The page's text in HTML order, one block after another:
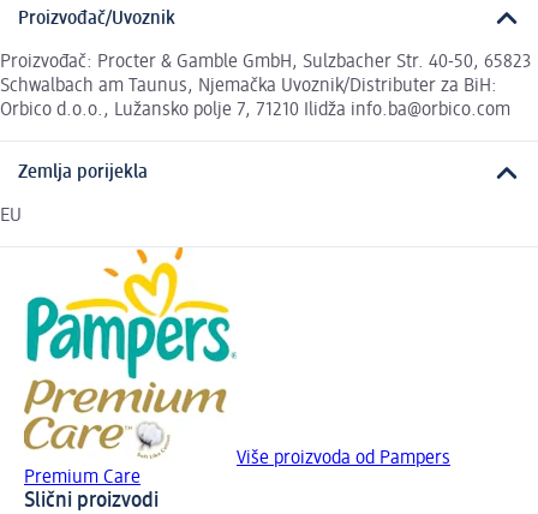
Proizvođač/Uvoznik
Proizvođač: Procter & Gamble GmbH, Sulzbacher Str. 40-50, 65823
Schwalbach am Taunus, Njemačka Uvoznik/Distributer za BiH:
Orbico d.o.o., Lužansko polje 7, 71210 Ilidža info.ba@orbico.com
Zemlja porijekla
EU
Više proizvoda od Pampers
Premium Care
Slični proizvodi